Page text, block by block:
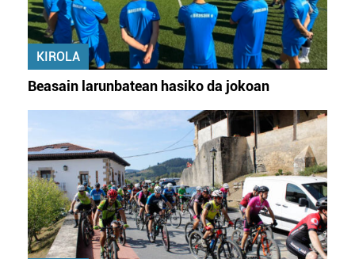
KIROLA
Beasain larunbatean hasiko da jokoan